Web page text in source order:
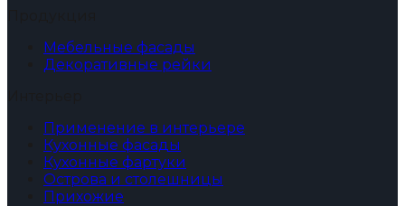
Мебельные фасады
Декоративные рейки
Применение в интерьере
Кухонные фасады
Кухонные фартуки
Острова и столешницы
Прихожие